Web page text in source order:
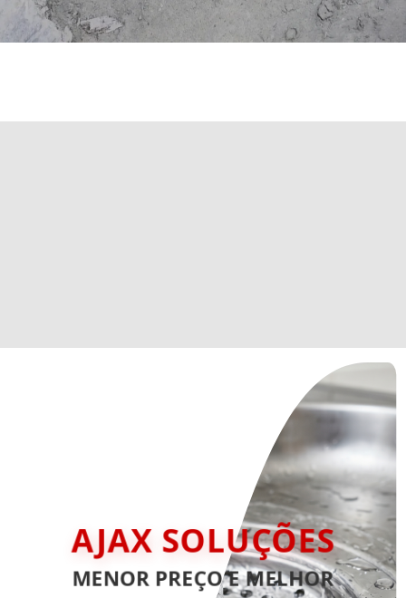
AJAX SOLUÇÕES
MENOR PREÇO E MELHOR